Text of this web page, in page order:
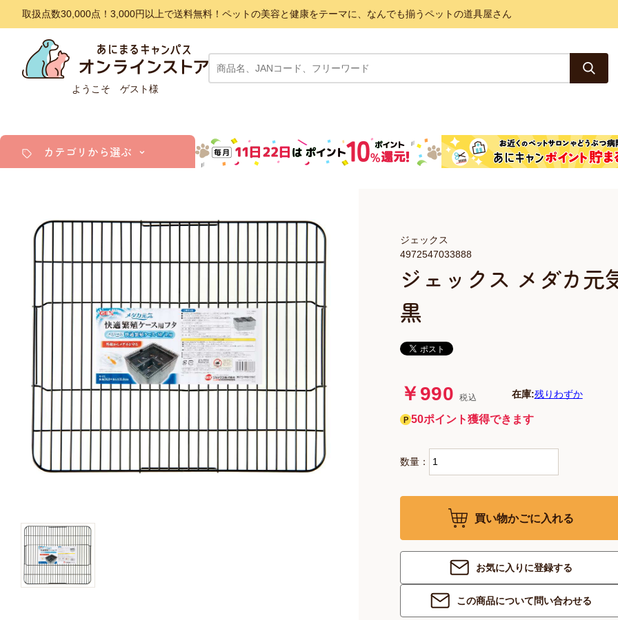
取扱点数30,000点！3,000円以上で送料無料！ペットの美容と健康をテーマに、なんでも揃うペットの道具屋さん
ようこそ ゲスト様
カテゴリから選ぶ
小動物・鳥
アクア・爬虫類・昆虫
キャットフード
美容・ケア用品
服・おさんぽ用品
日用品（デイリー）
リビング雑貨
トリマーグッズ
シニアサポート
ジェックス メダカ
黒
4972547033888
ジェックス
￥990 税込 在庫:残りわずか
50ポイント獲得できます
数量：
買い物かごに入れる
お気に入りに登録する
この商品について問い合わせる